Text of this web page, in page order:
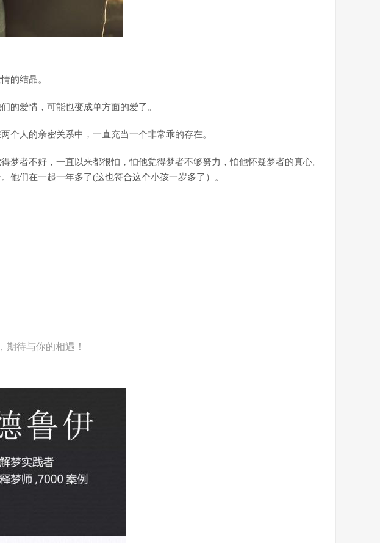
的结晶。
的爱情，可能也变成单方面的爱了。
个人的亲密关系中，一直充当一个非常乖的存在。
者不好，一直以来都很怕，怕他觉得梦者不够努力，怕他怀疑梦者的真心。
他们在一起一年多了(这也符合这个小孩一岁多了）。
期待与你的相遇！